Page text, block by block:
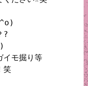
?
イモ掘り等
笑